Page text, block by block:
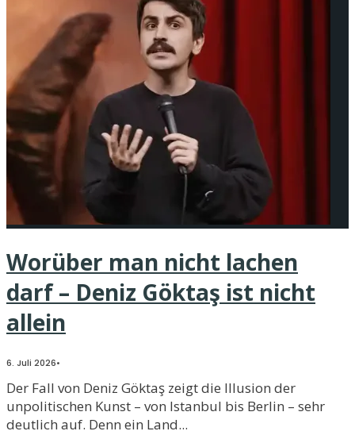
Worüber man nicht lachen
darf – Deniz Göktaş ist nicht
allein
6. Juli 2026•
Der Fall von Deniz Göktaş zeigt die Illusion der
unpolitischen Kunst – von Istanbul bis Berlin – sehr
deutlich auf. Denn ein Land...